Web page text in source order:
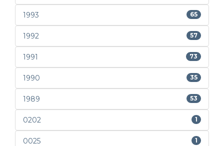
1993 65
1992 57
1991 73
1990 35
1989 53
0202 1
0025 1